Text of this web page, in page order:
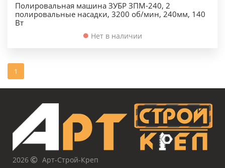
Полировальная машина ЗУБР ЗПМ-240, 2
полировальные насадки, 3200 об/мин, 240мм, 140
Вт
Нет в наличии
1
2026
Арт-Строй-Креп